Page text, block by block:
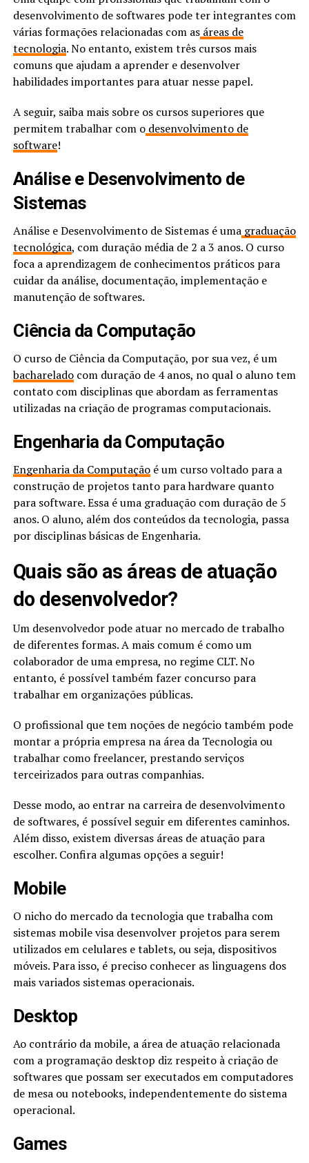
desenvolvimento de softwares pode ter integrantes com
várias formações relacionadas com as áreas de
tecnologia. No entanto, existem três cursos mais
comuns que ajudam a aprender e desenvolver
habilidades importantes para atuar nesse papel.
A seguir, saiba mais sobre os cursos superiores que
permitem trabalhar com o desenvolvimento de
software!
Análise e Desenvolvimento de
Sistemas
Análise e Desenvolvimento de Sistemas é uma graduação
tecnológica, com duração média de 2 a 3 anos. O curso
foca a aprendizagem de conhecimentos práticos para
cuidar da análise, documentação, implementação e
manutenção de softwares.
Ciência da Computação
O curso de Ciência da Computação, por sua vez, é um
bachareladocom duração de 4 anos, no qual o aluno tem
contato com disciplinas que abordam as ferramentas
utilizadas na criação de programas computacionais.
Engenharia da Computação
Engenharia da Computaçãoé um curso voltado para a
construção de projetos tanto para hardware quanto
para software. Essa é uma graduação com duração de 5
anos. O aluno, além dos conteúdos da tecnologia, passa
por disciplinas básicas de Engenharia.
Quais são as áreas de atuação
do desenvolvedor?
Um desenvolvedor pode atuar no mercado de trabalho
de diferentes formas. A mais comum é como um
colaborador de uma empresa, no regime CLT. No
entanto, é possível também fazer concurso para
trabalhar em organizações públicas.
O profissional que tem noções de negócio também pode
montar a própria empresa na área da Tecnologia ou
trabalhar como freelancer, prestando serviços
terceirizados para outras companhias.
Desse modo, ao entrar na carreira de desenvolvimento
de softwares, é possível seguir em diferentes caminhos.
Além disso, existem diversas áreas de atuação para
escolher. Confira algumas opções a seguir!
Mobile
O nicho do mercado da tecnologia que trabalha com
sistemas mobile visa desenvolver projetos para serem
utilizados em celulares e tablets, ou seja, dispositivos
móveis. Para isso, é preciso conhecer as linguagens dos
mais variados sistemas operacionais.
Desktop
Ao contrário da mobile, a área de atuação relacionada
com a programação desktop diz respeito à criação de
softwares que possam ser executados em computadores
de mesa ou notebooks, independentemente do sistema
operacional.
Games